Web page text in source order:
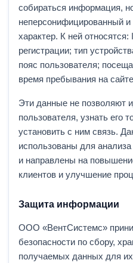
собираться информация,
неперсонифицированный
характер. К ней относятся:
регистрации; тип
пояс пользователя;
время пребывания на
Эти данные не позволяют
пользователя, узнать его
установить с ним связь.
использованы для
и направлены на
клиентов и улучшение
Защита информации
ООО «ВентСистемс»
безопасности по сбору,
получаемых данных для